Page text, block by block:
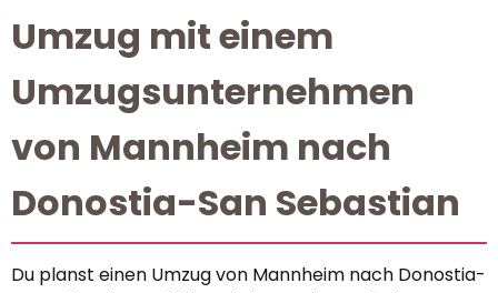
Umzug mit einem
Umzugsunternehmen
von Mannheim nach
Donostia-San Sebastian
Du planst einen Umzug von Mannheim nach Donostia-